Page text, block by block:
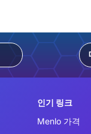
인기 링크
Menlo 가격